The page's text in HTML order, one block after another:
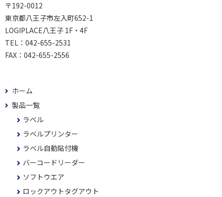
〒192-0012
東京都八王子市左入町652-1
LOGIPLACE八王子 1F・4F
TEL： 042-655-2531
FAX： 042-655-2556
ホーム
製品一覧
ラベル
ラベルプリンター
ラベル自動貼付機
バーコードリーダー
ソフトウエア
ロックアウトタグアウト